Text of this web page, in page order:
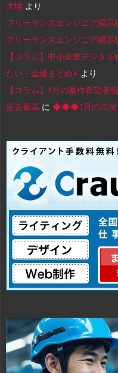
大地 より
フリーランスエンジニア掲示
フリーランスエンジニア掲示
【コラム】中小企業デジタ
たい - 金速まとめ+ より
【コラム】1月の案件希望者
過去最高 に ◆◆◆1月の市況